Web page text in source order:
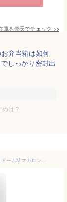
庫を楽天でチェック >>
弁当箱は如何
しっかり密封出
は？
三好製作所 GEL-COOL ランチボックス 保冷剤一体型 ドームM マカロンピンク 0101-0170